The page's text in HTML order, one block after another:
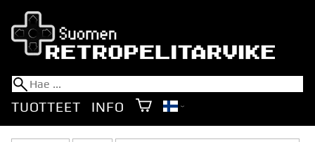
TUOTTEET INFO